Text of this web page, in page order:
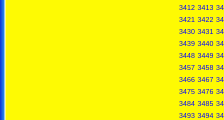
3412 3413
3421 3422
3430 3431
3439 3440
3448 3449
3457 3458
3466 3467
3475 3476
3484 3485
3493 3494